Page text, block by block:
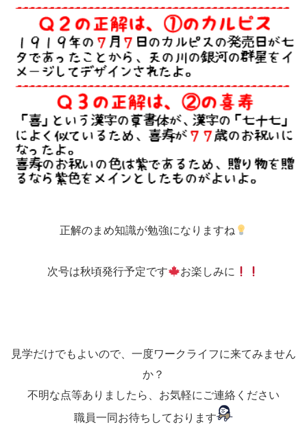
正解のまめ知識が勉強になりますね
次号は秋頃発行予定です お楽しみに
見学だけでもよいので、一度ワークライフに来てみません
か？
不明な点等ありましたら、お気軽にご連絡ください
職員一同お待ちしております